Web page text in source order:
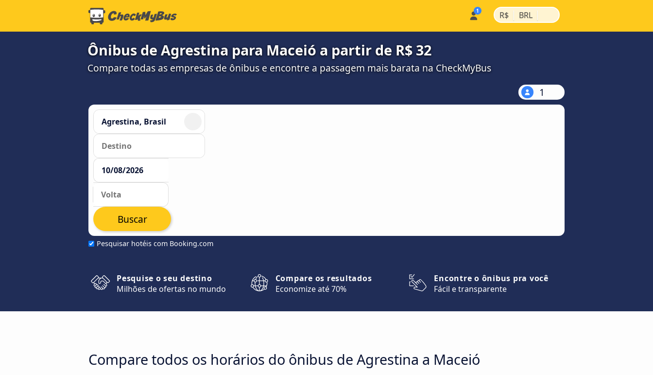
R$ | BRL |
Ônibus de Agrestina para Maceió a partir de R$ 32
Compare todas as empresas de ônibus e encontre a passagem mais barata na CheckMyBus
1
Pesquisar hotéis com Booking.com
Buscar
Pesquise o seu destino
Milhões de ofertas no mundo
Compare os resultados
Economize até 70%
Encontre o ônibus pra você
Fácil e transparente
Compare todos os horários do ônibus de Agrestina a Maceió